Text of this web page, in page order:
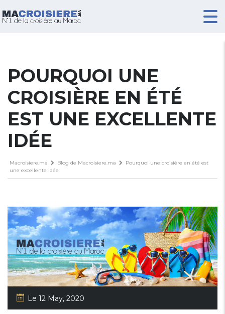
POURQUOI UNE
CROISIÈRE EN ÉTÉ
EST UNE EXCELLENTE
IDÉE
Macroisiere.ma Blog de Macroisiere.ma
Pourquoi une croisière en été est
une excellente idée
Le 12 May, 2020